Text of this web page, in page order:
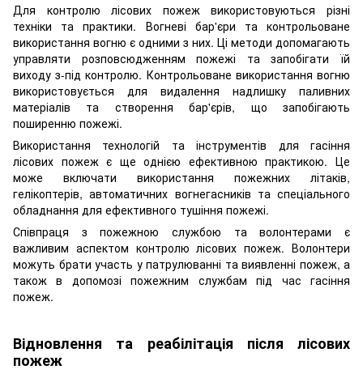
Для контролю лісових пожеж використовуються різні
техніки та практики. Вогневі бар'єри та контрольоване
використання вогню є одними з них. Ці методи допомагають
управляти розповсюдженням пожежі та запобігати їй
виходу з-під контролю. Контрольоване використання вогню
використовується для видалення надлишку паливних
матеріалів та створення бар'єрів, що запобігають
поширенню пожежі.
Використання технологій та інструментів для гасіння
лісових пожеж є ще однією ефективною практикою. Це
може включати використання пожежних літаків,
гелікоптерів, автоматичних вогнегасників та спеціального
обладнання для ефективного тушіння пожежі.
Співпраця з пожежною службою та волонтерами є
важливим аспектом контролю лісових пожеж. Волонтери
можуть брати участь у патрулюванні та виявленні пожеж, а
також в допомозі пожежним службам під час гасіння
пожеж.
Відновлення та реабілітація після лісових
пожеж